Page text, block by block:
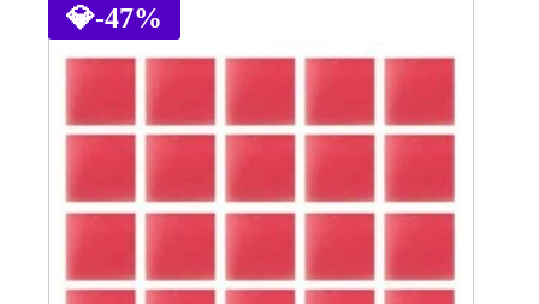
are
mai
multe
pot
pagina
💎-47%